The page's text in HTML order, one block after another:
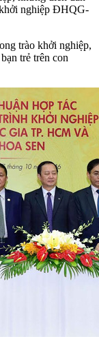
nghiệp ĐHQG-
trào khởi nghiệp,
trẻ trên con